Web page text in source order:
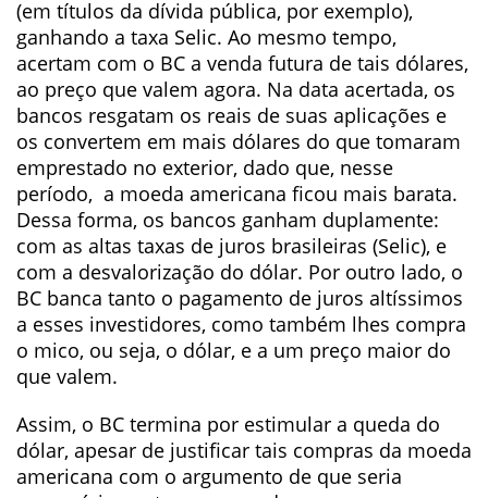
(em títulos da dívida pública, por exemplo),
ganhando a taxa Selic. Ao mesmo tempo,
acertam com o BC a venda futura de tais dólares,
ao preço que valem agora. Na data acertada, os
bancos resgatam os reais de suas aplicações e
os convertem em mais dólares do que tomaram
emprestado no exterior, dado que, nesse
período, a moeda americana ficou mais barata.
Dessa forma, os bancos ganham duplamente:
com as altas taxas de juros brasileiras (Selic), e
com a desvalorização do dólar. Por outro lado, o
BC banca tanto o pagamento de juros altíssimos
a esses investidores, como também lhes compra
o mico, ou seja, o dólar, e a um preço maior do
que valem.
Assim, o BC termina por estimular a queda do
dólar, apesar de justificar tais compras da moeda
americana com o argumento de que seria